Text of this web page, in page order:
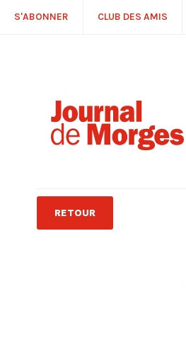
S'ABONNER CLUB DES AMIS
RETOUR